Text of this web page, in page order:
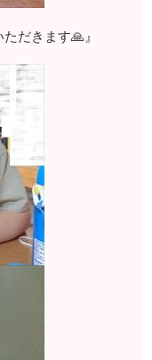
だきます🙏』